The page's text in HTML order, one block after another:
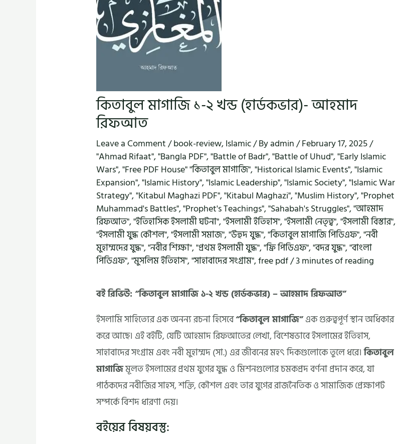
কিতাবুল মাগাজি ১-২ খন্ড (হার্ডকভার)- আহমাদ
রিফআত
Leave a Comment/book-review,Islamic/ Byadmin/February 17, 2025/
"Ahmad Rifaat","Bangla PDF","Battle of Badr","Battle of Uhud","Early Islamic
Wars","Free PDF House" "কিতাবুল মাগাজি","Historical Islamic Events","Islamic
Expansion","Islamic History","Islamic Leadership","Islamic Society","Islamic War
Strategy","Kitabul Maghazi PDF","Kitabul Maghazi","Muslim History","Prophet
Muhammad's Battles","Prophet's Teachings","Sahabah's Struggles","আহমাদ
রিফআত","ইতিহাসিক ইসলামী ঘটনা","ইসলামী ইতিহাস","ইসলামী নেতৃত্ব","ইসলামী বিস্তার",
"ইসলামী যুদ্ধ কৌশল","ইসলামী সমাজ","উহুদ যুদ্ধ","কিতাবুল মাগাজি পিডিএফ","নবী
মুহাম্মদের যুদ্ধ","নবীর শিক্ষা","প্রথম ইসলামী যুদ্ধ","ফ্রি পিডিএফ","বদর যুদ্ধ","বাংলা
পিডিএফ","মুসলিম ইতিহাস","সাহাবাদের সংগ্রাম",free pdf/3 minutes of reading
বই রিভিউ: “কিতাবুল মাগাজি ১-২ খন্ড (হার্ডকভার) – আহমাদ রিফআত”
ইসলামি সাহিত্যের এক অনন্য রচনা হিসেবে“কিতাবুল মাগাজি”এক গুরুত্বপূর্ণ স্থান অধিকার
করে আছে। এই বইটি, যেটি আহমাদ রিফআতের লেখা, বিশেষভাবে ইসলামের ইতিহাস,
সাহাবাদের সংগ্রাম এবং নবী মুহাম্মদ (সা.) এর জীবনের মহৎ দিকগুলোকে তুলে ধরে।কিতাবুল
মাগাজিমূলত ইসলামের প্রথম যুগের যুদ্ধ ও মিশনগুলোর চমকপ্রদ বর্ণনা প্রদান করে, যা
পাঠকদের নবীজির সাহস, শক্তি, কৌশল এবং তার যুগের রাজনৈতিক ও সামাজিক প্রেক্ষাপট
সম্পর্কে বিশদ ধারণা দেয়।
বইয়ের বিষয়বস্তু: